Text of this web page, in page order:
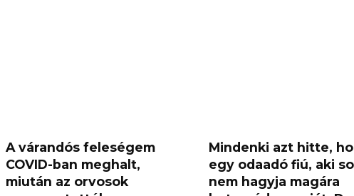
A várandós feleségem
COVID-ban meghalt,
miután az orvosok
Mindenki azt hitte,
egy odaadó fiú, aki
nem hagyja magára